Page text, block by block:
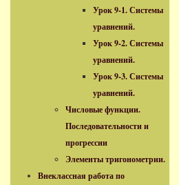
Урок 9-1. Системы
уравнений.
Урок 9-2. Системы
уравнений.
Урок 9-3. Системы
уравнений.
Числовые функции.
Последовательности и
прогрессии
Элементы тригонометрии.
Внеклассная работа по